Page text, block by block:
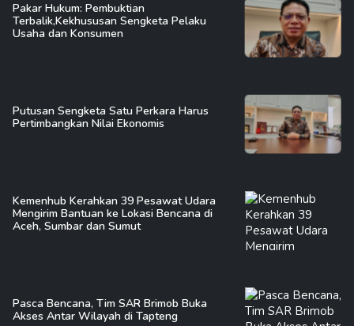
Pakar Hukum: Pembuktian
Terbalik,Kekhususan Sengketa Pelaku
Usaha dan Konsumen
Putusan Sengketa Satu Perkara Harus
Pertimbangkan Nilai Ekonomis
Kemenhub Kerahkan 39 Pesawat Udara
Mengirim Bantuan ke Lokasi Bencana di
Aceh, Sumbar dan Sumut
Pasca Bencana, Tim SAR Brimob Buka
Akses Antar Wilayah di Tapteng